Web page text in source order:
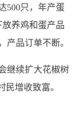
只，年产蛋
养鸡和蛋产品
产品订单不断。
续扩大花椒树
民增收致富。